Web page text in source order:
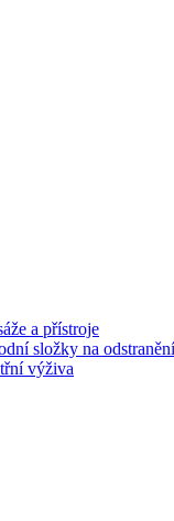
a přístroje
složky na
výživa